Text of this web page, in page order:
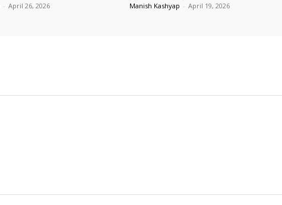
- April 26, 2026 Manish Kashyap - April 19, 2026